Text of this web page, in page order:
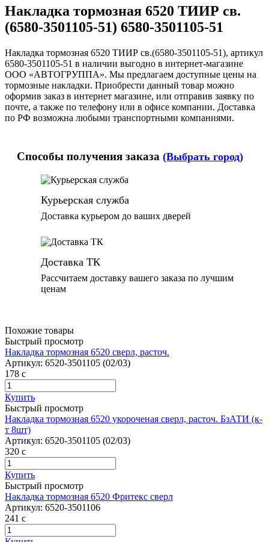
Накладка тормозная 6520 ТИИР св.
(6580-3501105-51) 6580-3501105-51
Накладка тормозная 6520 ТИИР св.(6580-3501105-51), артикул
6580-3501105-51 в наличии выгодно в интернет-магазине
ООО «АВТОГРУППА». Мы предлагаем доступные цены на
тормозные накладки. Приобрести данный товар можно
оформив заказ в интернет магазине, или отправив заявку по
почте, а также по телефону или в офисе компании. Доставка
по РФ возможна любыми транспортными компаниями.
Способы получения заказа (Выбрать город)
Курьерская служба
Доставка курьером до ваших дверей
Доставка ТК
Рассчитаем доставку вашего заказа по лучшим
ценам
Похожие товары
Быстрый просмотр
Накладка тормозная 6520 сверл, расточ.
Артикул: 6520-3501105 (02/03)
178 c
Купить
Быстрый просмотр
Накладка тормозная 6520 укороченая сверл, расточ. БзАТИ (к-
т 8шт)
Артикул: 6520-3501105 (02/03)
320 c
Купить
Быстрый просмотр
Накладка тормозная 6520 Фритекс сверл
Артикул: 6520-3501106
241 c